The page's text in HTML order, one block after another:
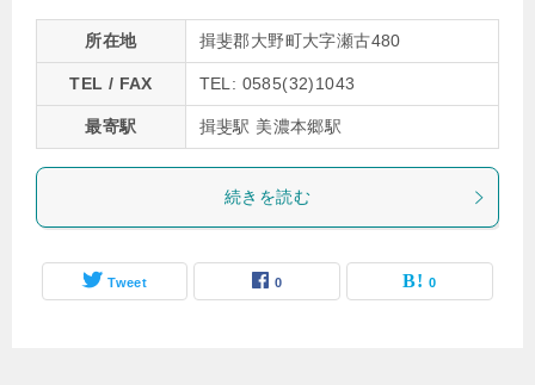
所在地 揖斐郡大野町大字瀬古480
TEL / FAX TEL: 0585(32)1043
最寄駅 揖斐駅 美濃本郷駅
続きを読む
Tweet 0 0